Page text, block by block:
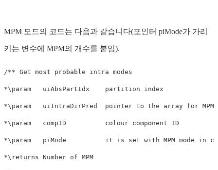
MPM 모드의 코드는 다음과 같습니다(포인터 piMode가 가리
키는 변수에 MPM의 개수를 붙임).
/** Get most probable intra modes
*\param   uiAbsPartIdx    partition index
*\param   uiIntraDirPred  pointer to the array for MPM
*\param   compID          colour component ID
*\param   piMode          it is set with MPM mode in
*\returns Number of MPM